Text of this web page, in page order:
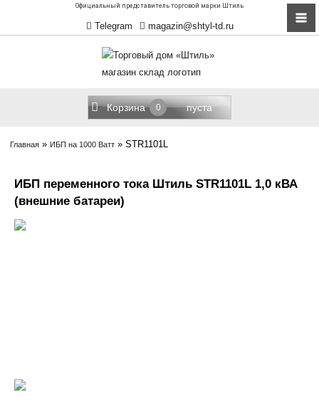
Telegram magazin@shtyl-td.ru
Официальный представитель торговой марки Штиль
Корзина 0 пуста
Главная » ИБП на 1000 Ватт » STR1101L
ИБП переменного тока Штиль STR1101L 1,0 кВА
(внешние батареи)